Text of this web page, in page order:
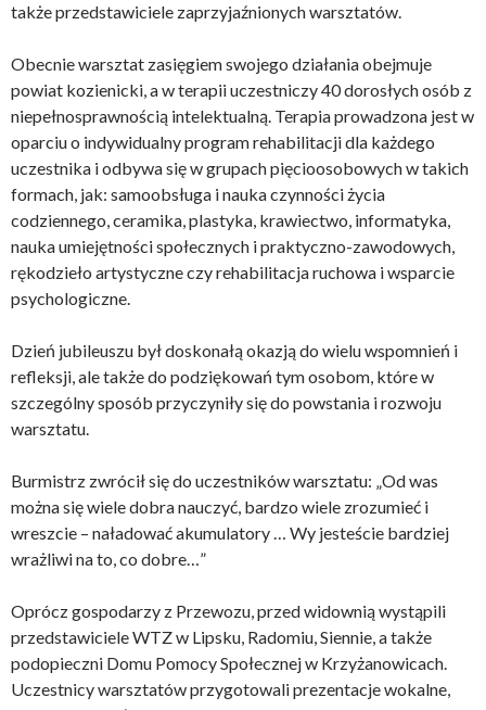
także przedstawiciele zaprzyjaźnionych warsztatów.
Obecnie warsztat zasięgiem swojego działania obejmuje
powiat kozienicki, a w terapii uczestniczy 40 dorosłych osób z
niepełnosprawnością intelektualną. Terapia prowadzona jest w
oparciu o indywidualny program rehabilitacji dla każdego
uczestnika i odbywa się w grupach pięcioosobowych w takich
formach, jak: samoobsługa i nauka czynności życia
codziennego, ceramika, plastyka, krawiectwo, informatyka,
nauka umiejętności społecznych i praktyczno-zawodowych,
rękodzieło artystyczne czy rehabilitacja ruchowa i wsparcie
psychologiczne.
Dzień jubileuszu był doskonałą okazją do wielu wspomnień i
refleksji, ale także do podziękowań tym osobom, które w
szczególny sposób przyczyniły się do powstania i rozwoju
warsztatu.
Burmistrz zwrócił się do uczestników warsztatu: „Od was
można się wiele dobra nauczyć, bardzo wiele zrozumieć i
wreszcie – naładować akumulatory … Wy jesteście bardziej
wrażliwi na to, co dobre…”
Oprócz gospodarzy z Przewozu, przed widownią wystąpili
przedstawiciele WTZ w Lipsku, Radomiu, Siennie, a także
podopieczni Domu Pomocy Społecznej w Krzyżanowicach.
Uczestnicy warsztatów przygotowali prezentacje wokalne,